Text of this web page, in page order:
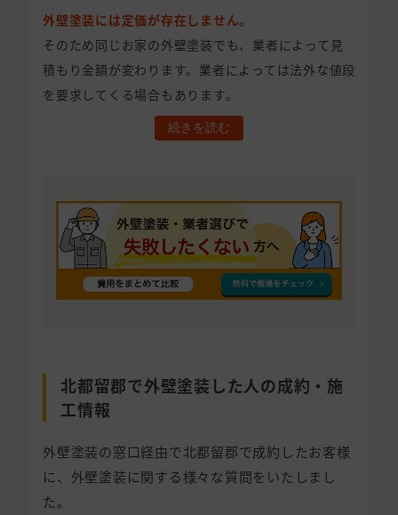
外壁塗装には定価が存在しません。
そのため同じお家の外壁塗装でも、業者によって見
積もり金額が変わります。業者によっては法外な値段
を要求してくる場合もあります。
続きを読む
北都留郡で外壁塗装した人の成約・施
工情報
外壁塗装の窓口経由で北都留郡で成約したお客様
に、外壁塗装に関する様々な質問をいたしまし
た。